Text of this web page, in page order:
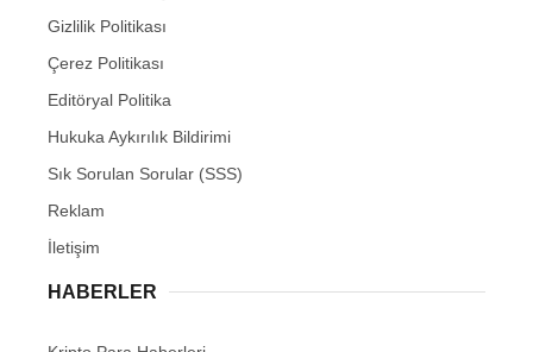
Gizlilik Politikası
Çerez Politikası
Editöryal Politika
Hukuka Aykırılık Bildirimi
Sık Sorulan Sorular (SSS)
Reklam
İletişim
HABERLER